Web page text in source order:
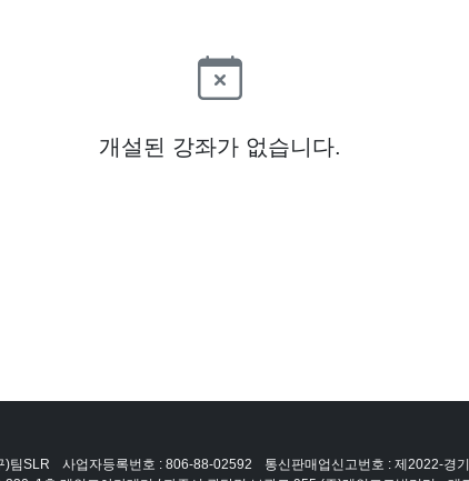
개설된 강좌가 없습니다.
)팀SLR 사업자등록번호 : 806-88-02592 통신판매업신고번호 : 제2022-경